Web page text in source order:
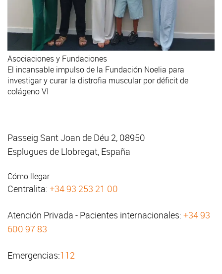
Asociaciones y Fundaciones
El incansable impulso de la Fundación Noelia para
investigar y curar la distrofia muscular por déficit de
colágeno VI
Passeig Sant Joan de Déu 2, 08950
Esplugues de Llobregat, España
Cómo llegar
Centralita: +34 93 253 21 00
Atención Privada - Pacientes internacionales: +34 93
600 97 83
Emergencias:112